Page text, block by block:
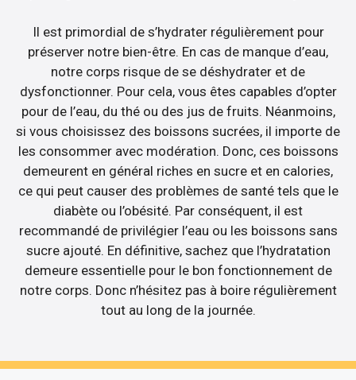
Il est primordial de s’hydrater régulièrement pour
préserver notre bien-être. En cas de manque d’eau,
notre corps risque de se déshydrater et de
dysfonctionner. Pour cela, vous êtes capables d’opter
pour de l’eau, du thé ou des jus de fruits. Néanmoins,
si vous choisissez des boissons sucrées, il importe de
les consommer avec modération. Donc, ces boissons
demeurent en général riches en sucre et en calories,
ce qui peut causer des problèmes de santé tels que le
diabète ou l’obésité. Par conséquent, il est
recommandé de privilégier l’eau ou les boissons sans
sucre ajouté. En définitive, sachez que l’hydratation
demeure essentielle pour le bon fonctionnement de
notre corps. Donc n’hésitez pas à boire régulièrement
tout au long de la journée.